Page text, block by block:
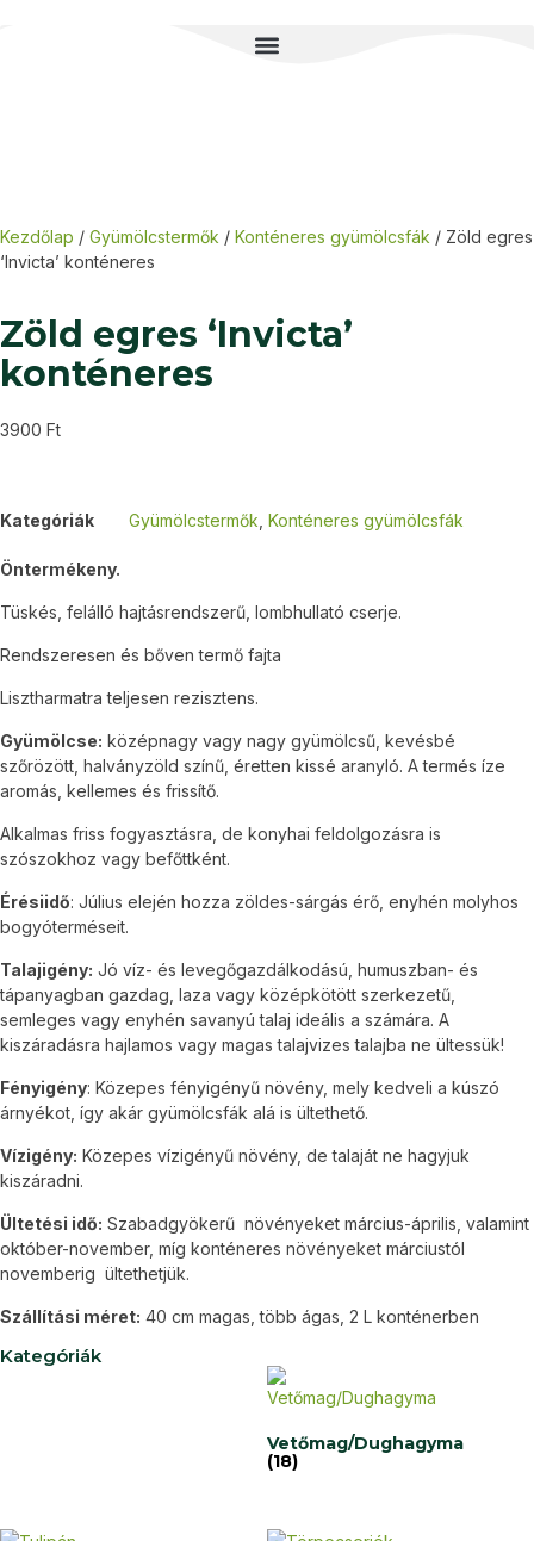
Kezdőlap / Gyümölcstermők / Konténeres gyümölcsfák / Zöld egres
‘Invicta’ konténeres
Zöld egres ‘Invicta’
konténeres
3900 Ft
Kategóriák Gyümölcstermők Konténeres gyümölcsfák
Öntermékeny.
Tüskés, felálló hajtásrendszerű, lombhullató cserje.
Rendszeresen és bőven termő fajta
Lisztharmatra teljesen rezisztens.
Gyümölcse: középnagy vagy nagy gyümölcsű, kevésbé
szőrözött, halványzöld színű, éretten kissé aranyló. A termés íze
aromás, kellemes és frissítő.
Alkalmas friss fogyasztásra, de konyhai feldolgozásra is
szószokhoz vagy befőttként.
Érésiidő: Július elején hozza zöldes-sárgás érő, enyhén molyhos
bogyóterméseit.
Talajigény: Jó víz- és levegőgazdálkodású, humuszban- és
tápanyagban gazdag, laza vagy középkötött szerkezetű,
semleges vagy enyhén savanyú talaj ideális a számára. A
kiszáradásra hajlamos vagy magas talajvizes talajba ne ültessük!
Fényigény: Közepes fényigényű növény, mely kedveli a kúszó
árnyékot, így akár gyümölcsfák alá is ültethető.
Vízigény: Közepes vízigényű növény, de talaját ne hagyjuk
kiszáradni.
Ültetési idő: Szabadgyökerű növényeket március-április, valamint
október-november, míg konténeres növényeket márciustól
novemberig ültethetjük.
Szállítási méret: 40 cm magas, több ágas, 2 L konténerben
Kategóriák
Vetőmag/Dughagyma
(18)